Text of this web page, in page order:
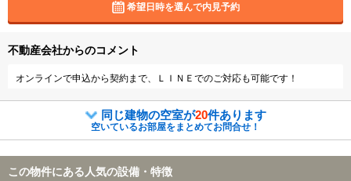
希望日時を選んで内見予約
不動産会社からのコメント
オンラインで申込から契約まで、ＬＩＮＥでのご対応も可能です！
同じ建物の空室が20件あります
空いているお部屋をまとめてお問合せ！
この物件にある人気の設備・特徴